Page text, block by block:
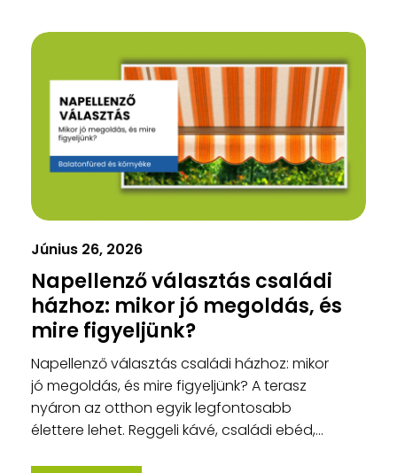
Június 26, 2026
Napellenző választás családi
házhoz: mikor jó megoldás, és
mire figyeljünk?
Napellenző választás családi házhoz: mikor
jó megoldás, és mire figyeljünk? A terasz
nyáron az otthon egyik legfontosabb
élettere lehet. Reggeli kávé, családi ebéd,...